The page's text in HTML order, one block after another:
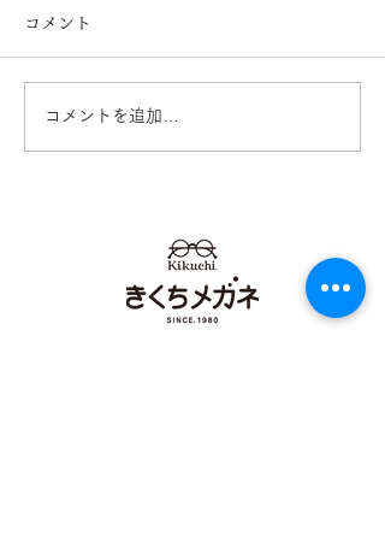
【Oticonオーティコン】
メガネ イオンタウン田
崎店 カリーノ菊陽店
コメント
コメントを追加…